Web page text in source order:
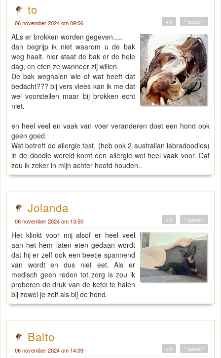
to
06 november 2024 om 09:06 " quote "
+0
ALs er brokken worden gegeven.....
dan begrijp ik niet waarom u de bak
weg haalt, hier staat de bak er de hele
dag, en eten ze wanneer zij willen.
De bak weghalen wie of wat heeft dat
bedacht??? bij vers vlees kan ik me dat
wel voorstellen maar bij brokken echt
niet.
en heel veel en vaak van voer veranderen doet een hond ook
geen goed.
Wat betreft de allergie test, (heb ook 2 australian labradoodles)
in de doodle wereld komt een allergie wel heel vaak voor. Dat
zou ik zeker in mijn achter hoofd houden..
Jolanda
06 november 2024 om 13:50 " quote "
+0
Het klinkt voor mij alsof er heel veel
aan het hem laten eten gedaan wordt
dat hij er zelf ook een beetje spannend
van wordt en dus niet eet. Als er
medisch geen reden tot zorg is zou ik
proberen de druk van de ketel te halen
bij zowel je zelf als bij de hond.
Balto
06 november 2024 om 14:09 " quote "
+0